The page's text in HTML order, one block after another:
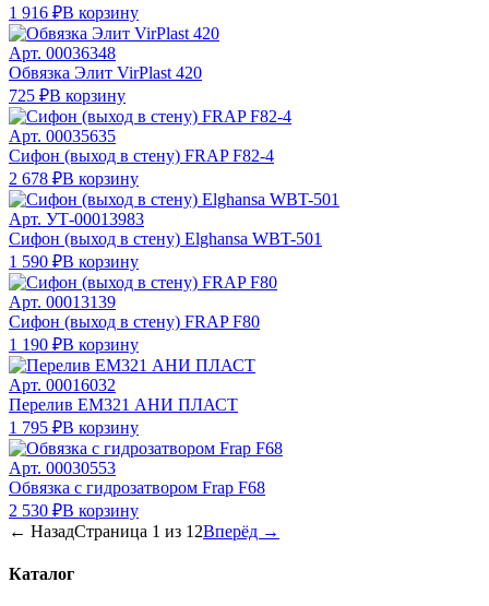
1 916 ₽В корзину
Арт. 00036348
Обвязка Элит VirPlast 420
725 ₽В корзину
Арт. 00035635
Сифон (выход в стену) FRAP F82-4
2 678 ₽В корзину
Арт. УТ-00013983
Сифон (выход в стену) Elghansa WBT-501
1 590 ₽В корзину
Арт. 00013139
Сифон (выход в стену) FRAP F80
1 190 ₽В корзину
Арт. 00016032
Перелив ЕМ321 АНИ ПЛАСТ
1 795 ₽В корзину
Арт. 00030553
Обвязка с гидрозатвором Frap F68
2 530 ₽В корзину
← НазадСтраница 1 из 12Вперёд →
Каталог